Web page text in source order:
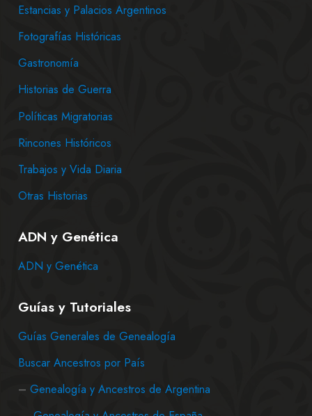
Estancias y Palacios Argentinos
Fotografías Históricas
Gastronomía
Historias de Guerra
Políticas Migratorias
Rincones Históricos
Trabajos y Vida Diaria
Otras Historias
ADN y Genética
ADN y Genética
Guías y Tutoriales
Guías Generales de Genealogía
Buscar Ancestros por País
– Genealogía y Ancestros de Argentina